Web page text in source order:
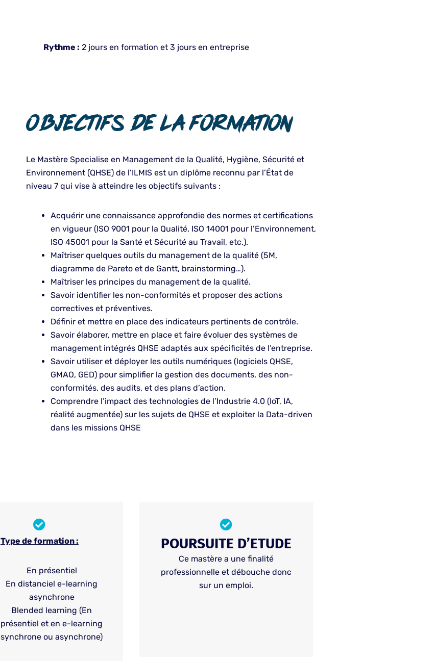
Rythme : 2 jours en formation et 3 jours en entreprise
Objectifs de la formation
Le Mastère Specialise en Management de la Qualité, Hygiène, Sécurité et
Environnement (QHSE) de l’ILMIS est un diplôme reconnu par l’État de
niveau 7 qui vise à atteindre les objectifs suivants :
Acquérir une connaissance approfondie des normes et certifications
en vigueur (ISO 9001 pour la Qualité, ISO 14001 pour l’Environnement,
ISO 45001 pour la Santé et Sécurité au Travail, etc.).
Maîtriser quelques outils du management de la qualité (5M,
diagramme de Pareto et de Gantt, brainstorming…).
Maîtriser les principes du management de la qualité.
Savoir identifier les non-conformités et proposer des actions
correctives et préventives.
Définir et mettre en place des indicateurs pertinents de contrôle.
Savoir élaborer, mettre en place et faire évoluer des systèmes de
management intégrés QHSE adaptés aux spécificités de l’entreprise.
Savoir utiliser et déployer les outils numériques (logiciels QHSE,
GMAO, GED) pour simplifier la gestion des documents, des non-
conformités, des audits, et des plans d’action.
Comprendre l’impact des technologies de l’Industrie 4.0 (IoT, IA,
réalité augmentée) sur les sujets de QHSE et exploiter la Data-driven
dans les missions QHSE
Type de formation :
En présentiel
En distanciel e-learning
asynchrone
Blended learning (En
présentiel et en e-learning
synchrone ou asynchrone)
POURSUITE D’ETUDE
Ce mastère a une finalité
professionnelle et débouche donc
sur un emploi.